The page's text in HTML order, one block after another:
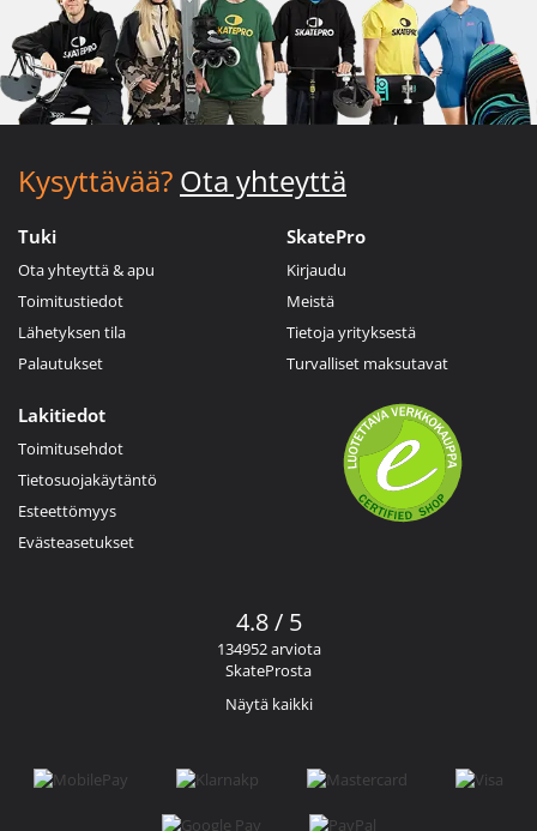
Kysyttävää? Ota yhteyttä
Tuki
Ota yhteyttä & apu
Toimitustiedot
Lähetyksen tila
Palautukset
SkatePro
Kirjaudu
Meistä
Tietoja yrityksestä
Turvalliset maksutavat
Lakitiedot
Toimitusehdot
Tietosuojakäytäntö
Esteettömyys
Evästeasetukset
4.8 / 5
134952 arviota
SkateProsta
Näytä kaikki